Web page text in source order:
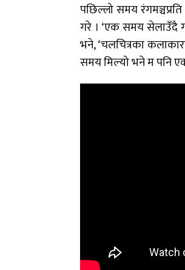
पछिल्लो समय
गरे । ‘एक समय सेलाउँदै
भने, ‘चलचित्रका
समय मिल्यो भने म पनि